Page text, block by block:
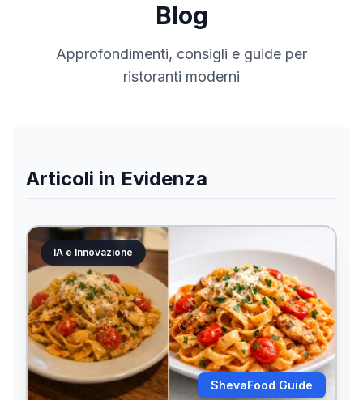
Blog
Approfondimenti, consigli e guide per
ristoranti moderni
Articoli in Evidenza
IA e Innovazione
ShevaFood Guide